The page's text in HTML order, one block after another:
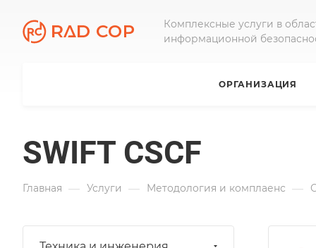
Комплексные услуги в
информационной
ОРГАНИЗАЦИЯ
SWIFT CSCF
Главная — Услуги — Методология и комплаенс —